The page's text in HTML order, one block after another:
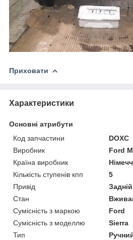
Приховати
Характеристики
Основні атрибути
Код запчастини
DOXC
Виробник
Ford
Країна виробник
Кількість ступенів кпп
5
Привід
Стан
Сумісність з маркою
Ford
Сумісність з моделлю
Sierra
Тип